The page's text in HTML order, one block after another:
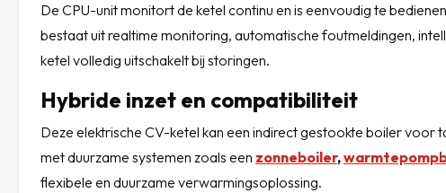
De CPU-unit monitort de ketel continu en is eenvoudig te
bestaat uit realtime monitoring, automatische foutmeldingen,
ketel volledig uitschakelt bij storingen.
Hybride inzet en compatibiliteit
Deze elektrische CV-ketel kan een indirect gestookte boiler
met duurzame systemen zoals een zonneboiler,
flexibele en duurzame verwarmingsoplossing.